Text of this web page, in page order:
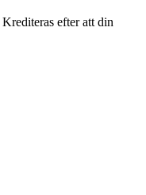
Krediteras efter att din